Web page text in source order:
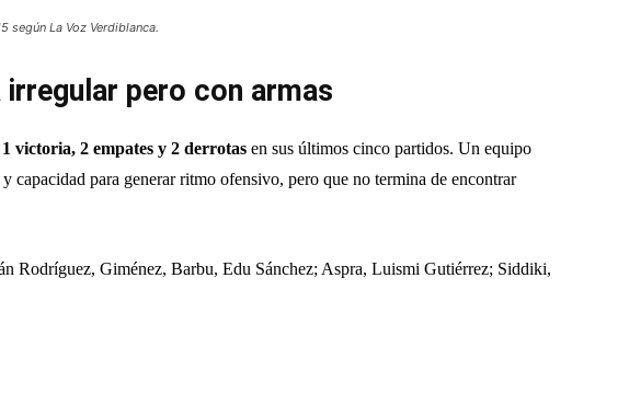
según La Voz Verdiblanca.
irregular pero con armas
1 victoria, 2 empates y 2 derrotas en sus últimos cinco partidos. Un equipo
capacidad para generar ritmo ofensivo, pero que no termina de encontrar
Rodríguez, Giménez, Barbu, Edu Sánchez; Aspra, Luismi Gutiérrez; Siddiki,